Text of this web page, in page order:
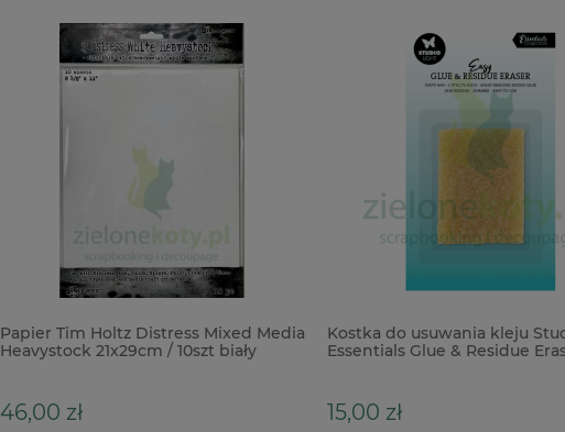
Papier Tim Holtz Distress Mixed Media
Heavystock 21x29cm / 10szt biały
46,00 zł
Kostka do usuwania kleju
Essentials Glue & Residue
15,00 zł